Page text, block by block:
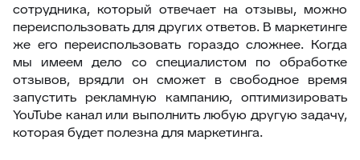
сотрудника, который отвечает на отзывы, можно
переиспользовать для других ответов. В маркетинге
же его переиспользовать гораздо сложнее. Когда
мы имеем дело со специалистом по обработке
отзывов, врядли он сможет в свободное время
запустить рекламную кампанию, оптимизировать
YouTube канал или выполнить любую другую задачу,
которая будет полезна для маркетинга.